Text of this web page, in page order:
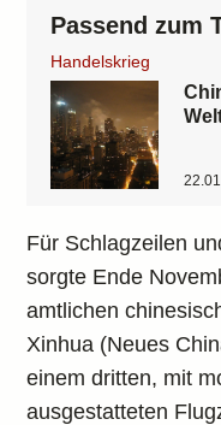
Passend zum
Handelskrieg
Für Schlagzeilen
sorgte Ende
amtlichen
Xinhua (Neues
einem dritten, mit
ausgestatteten